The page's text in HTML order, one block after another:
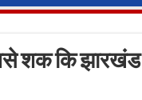
कि झारखंड में